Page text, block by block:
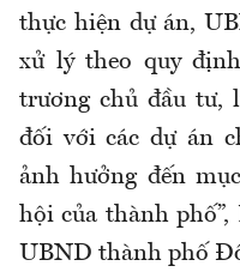
thực hiện dự án,
xử lý theo quy
trương chủ đầu tư,
đối với các dự án
ảnh hưởng đến
hội của thành
UBND thành phố